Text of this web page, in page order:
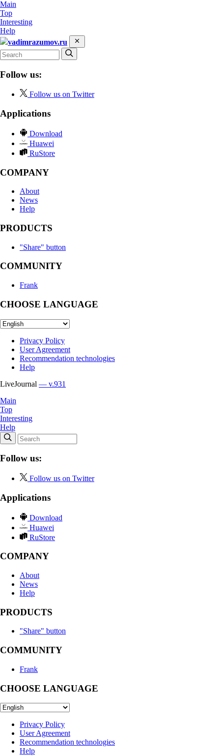
Main
Top
Interesting
Help
vadimrazumov.ru
Follow us:
Follow us on Twitter
Applications
Download
Huawei
RuStore
COMPANY
About
News
Help
PRODUCTS
"Share" button
COMMUNITY
Frank
CHOOSE LANGUAGE
Privacy Policy
User Agreement
Recommendation technologies
Help
LiveJournal — v.931
Main
Top
Interesting
Help
Follow us:
Follow us on Twitter
Applications
Download
Huawei
RuStore
COMPANY
About
News
Help
PRODUCTS
"Share" button
COMMUNITY
Frank
CHOOSE LANGUAGE
Privacy Policy
User Agreement
Recommendation technologies
Help